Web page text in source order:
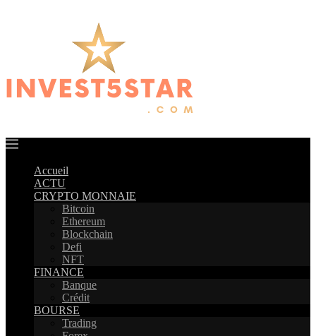
Accueil
ACTU
CRYPTO MONNAIE
Bitcoin
Ethereum
Blockchain
Defi
NFT
FINANCE
Banque
Crédit
BOURSE
Trading